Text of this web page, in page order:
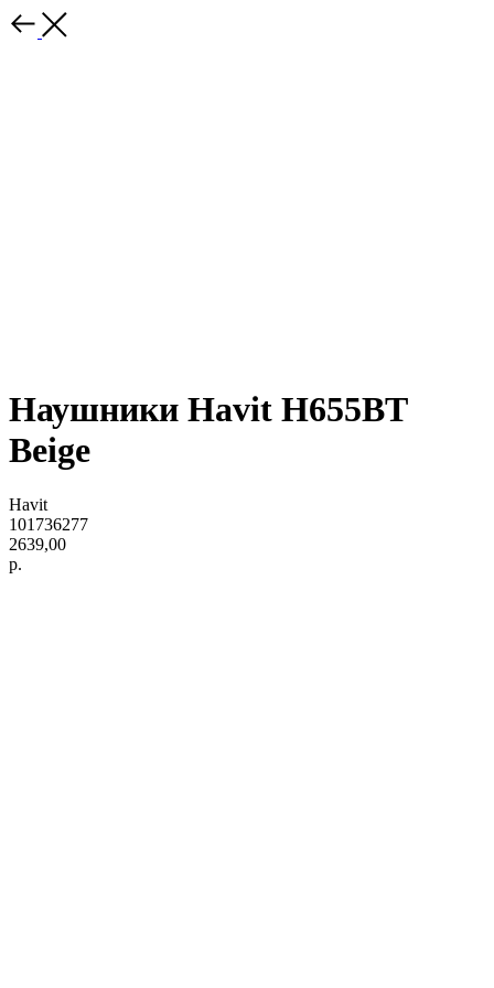
Наушники Havit H655BT
Beige
Havit
101736277
2639,00
р.